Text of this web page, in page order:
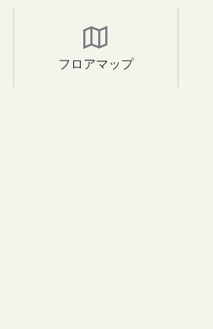
フロアマップ